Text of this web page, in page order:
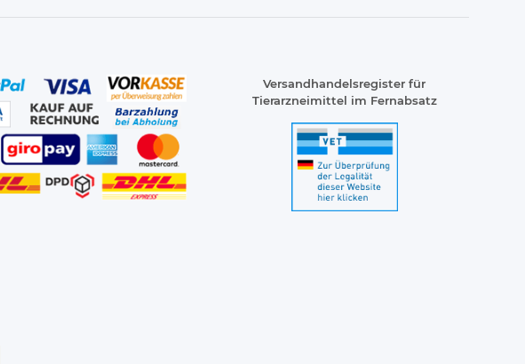
Versandhandelsregister für
Tierarzneimittel im Fernabsatz